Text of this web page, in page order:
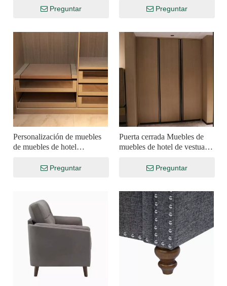
muebles de hotelPreguntar
hotel Personalización
Preguntar
Personalización de muebles
de muebles de hotel
Preguntar
Puerta cerrada Muebles de
muebles de hotel de vestuario
Preguntar